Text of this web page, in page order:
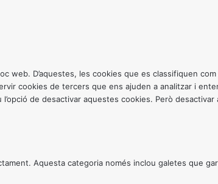
D’aquestes, les cookies que es classifiquen
cookies de tercers que ens ajuden a analitzar i
de desactivar aquestes cookies. Però
Aquesta categoria només inclou galetes que